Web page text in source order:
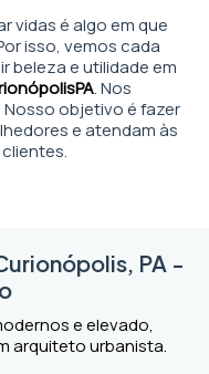
vidas é algo em que
isso, vemos cada
beleza e utilidade em
PA. Nos
objetivo é fazer
e atendam às
PA -